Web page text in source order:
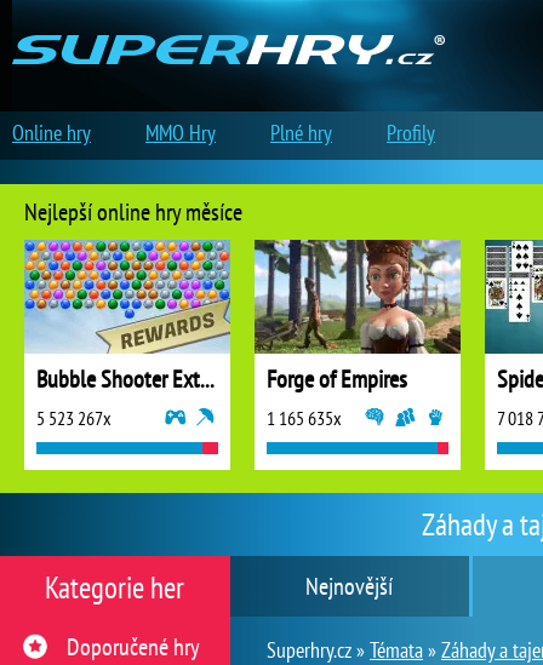
Záhady a
Nejnovější
Superhry.cz »Témata»Záhady a
Kategorie her
Doporučené hry
Nejlepší online hry měsíce
Bubble Shooter Extreme
5 523 267x
Forge of Empires
1 165 635x 7 018
Online hry MMO Hry Plné hry Profily